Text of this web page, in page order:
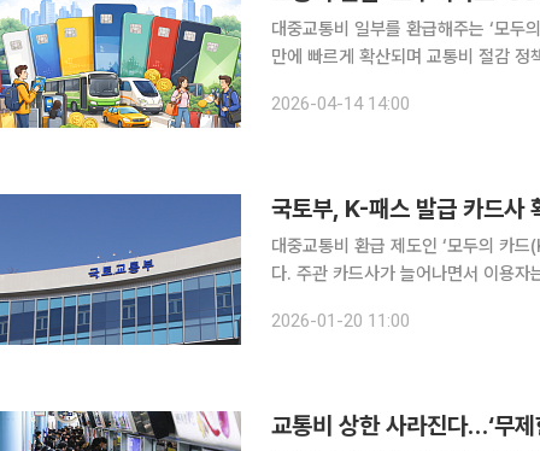
대중교통비 일부를 환급해주는 ‘모
만에 빠르게 확산되며 교통비 절감 정책의 대표
대중교통 이용 금액의 일정 부분을
2026-04-14 14:00
국토부, K-패스 발급 카드사
대중교통비 환급 제도인 ‘모두의 카
다. 주관 카드사가 늘어나면서 이용자
협·경남은행·새마을금고·제주은행·토
2026-01-20 11:00
교통비 상한 사라진다…‘무